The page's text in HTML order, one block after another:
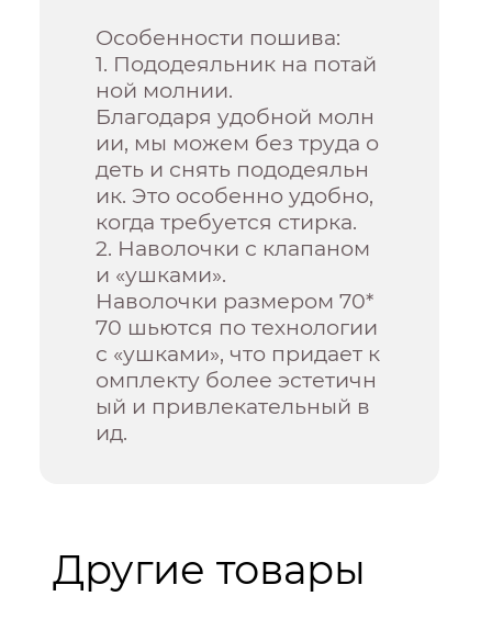
Особенности пошива:
1. Пододеяльник на потай
ной молнии.
Благодаря удобной молн
ии, мы можем без труда о
деть и снять пододеяльн
ик. Это особенно удобно,
когда требуется стирка.
2. Наволочки с клапаном
и «ушками».
Наволочки размером 70*
70 шьются по технологии
с «ушками», что придает к
омплекту более эстетичн
ый и привлекательный в
ид.
Другие товары